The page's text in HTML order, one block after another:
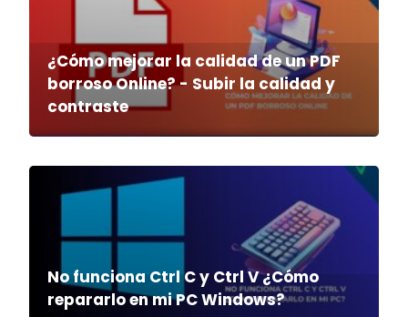
¿Cómo mejorar la calidad de un PDF
borroso Online? - Subir la calidad y
contraste
No funciona Ctrl C y Ctrl V ¿Cómo
repararlo en mi PC Windows?